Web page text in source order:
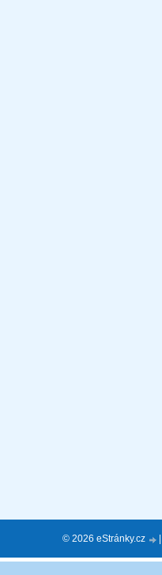
© 2026 eStránky.cz